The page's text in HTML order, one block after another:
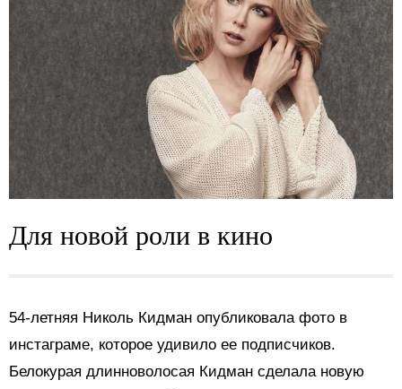
Для новой роли в кино
54-летняя Николь Кидман опубликовала фото в
инстаграме, которое удивило ее подписчиков.
Белокурая длинноволосая Кидман сделала новую